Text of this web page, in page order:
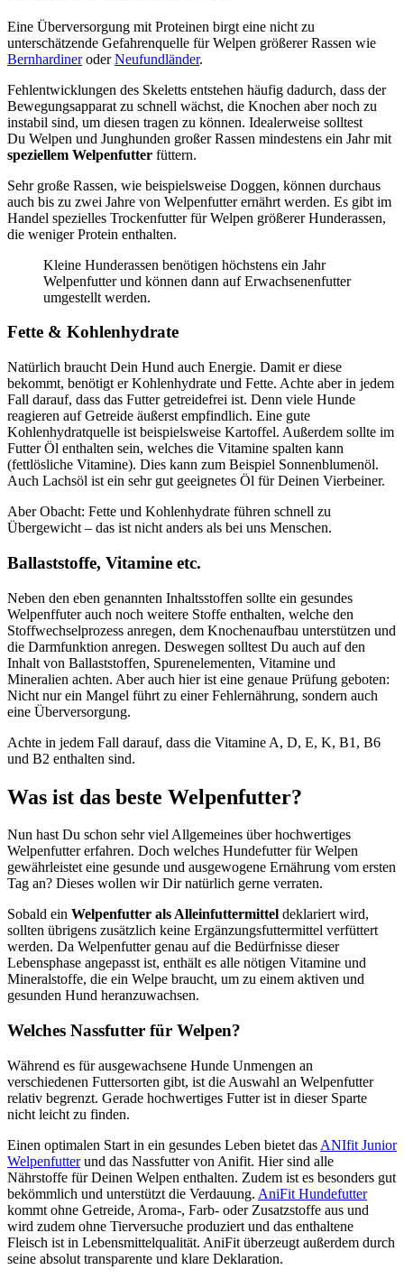
Eine Überversorgung mit Proteinen birgt eine nicht zu
unterschätzende Gefahrenquelle für Welpen größerer Rassen wie
BernhardineroderNeufundländer.
Fehlentwicklungen des Skeletts entstehen häufig dadurch, dass der
Bewegungsapparat zu schnell wächst, die Knochen aber noch zu
instabil sind, um diesen tragen zu können. Idealerweise solltest
Du Welpen und Junghunden großer Rassen mindestens ein Jahr mit
speziellem Welpenfutter füttern.
Sehr große Rassen, wie beispielsweise Doggen, können durchaus
auch bis zu zwei Jahre von Welpenfutter ernährt werden. Es gibt im
Handel spezielles Trockenfutter für Welpen größerer Hunderassen,
die weniger Protein enthalten.
Kleine Hunderassen benötigen höchstens ein Jahr
Welpenfutter und können dann auf Erwachsenenfutter
umgestellt werden.
Fette & Kohlenhydrate
Natürlich braucht Dein Hund auch Energie. Damit er diese
bekommt, benötigt er Kohlenhydrate und Fette. Achte aber in jedem
Fall darauf, dass das Futter getreidefrei ist. Denn viele Hunde
reagieren auf Getreide äußerst empfindlich. Eine gute
Kohlenhydratquelle ist beispielsweise Kartoffel. Außerdem sollte im
Futter Öl enthalten sein, welches die Vitamine spalten kann
(fettlösliche Vitamine). Dies kann zum Beispiel Sonnenblumenöl.
Auch Lachsöl ist ein sehr gut geeignetes Öl für Deinen Vierbeiner.
Aber Obacht: Fette und Kohlenhydrate führen schnell zu
Übergewicht – das ist nicht anders als bei uns Menschen.
Ballaststoffe, Vitamine etc.
Neben den eben genannten Inhaltsstoffen sollte ein gesundes
Welpenffuter auch noch weitere Stoffe enthalten, welche den
Stoffwechselprozess anregen, dem Knochenaufbau unterstützen und
die Darmfunktion anregen. Deswegen solltest Du auch auf den
Inhalt von Ballaststoffen, Spurenelementen, Vitamine und
Mineralien achten. Aber auch hier ist eine genaue Prüfung geboten:
Nicht nur ein Mangel führt zu einer Fehlernährung, sondern auch
eine Überversorgung.
Achte in jedem Fall darauf, dass die Vitamine A, D, E, K, B1, B6
und B2 enthalten sind.
Was ist das beste Welpenfutter?
Nun hast Du schon sehr viel Allgemeines über hochwertiges
Welpenfutter erfahren. Doch welches Hundefutter für Welpen
gewährleistet eine gesunde und ausgewogene Ernährung vom ersten
Tag an? Dieses wollen wir Dir natürlich gerne verraten.
Sobald ein Welpenfutter als Alleinfuttermittel deklariert wird,
sollten übrigens zusätzlich keine Ergänzungsfuttermittel verfüttert
werden. Da Welpenfutter genau auf die Bedürfnisse dieser
Lebensphase angepasst ist, enthält es alle nötigen Vitamine und
Mineralstoffe, die ein Welpe braucht, um zu einem aktiven und
gesunden Hund heranzuwachsen.
Welches Nassfutter für Welpen?
Während es für ausgewachsene Hunde Unmengen an
verschiedenen Futtersorten gibt, ist die Auswahl an Welpenfutter
relativ begrenzt. Gerade hochwertiges Futter ist in dieser Sparte
nicht leicht zu finden.
Einen optimalen Start in ein gesundes Leben bietet das ANIfit Junior
Welpenfutterund das Nassfutter von Anifit. Hier sind alle
Nährstoffe für Deinen Welpen enthalten. Zudem ist es besonders gut
bekömmlich und unterstützt die Verdauung. AniFit Hundefutter
kommt ohne Getreide, Aroma-, Farb- oder Zusatzstoffe aus und
wird zudem ohne Tierversuche produziert und das enthaltene
Fleisch ist in Lebensmittelqualität. AniFit überzeugt außerdem durch
seine absolut transparente und klare Deklaration.